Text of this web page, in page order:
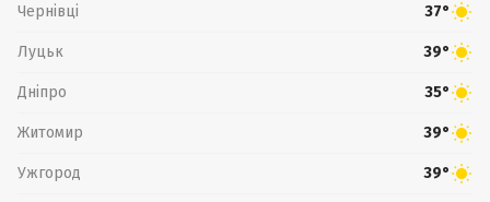
Чернівці 37°
Луцьк 39°
Дніпро 35°
Житомир 39°
Ужгород 39°